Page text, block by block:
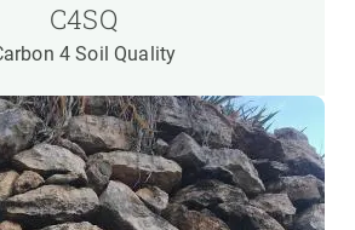
C4SQ
4 Soil Quality